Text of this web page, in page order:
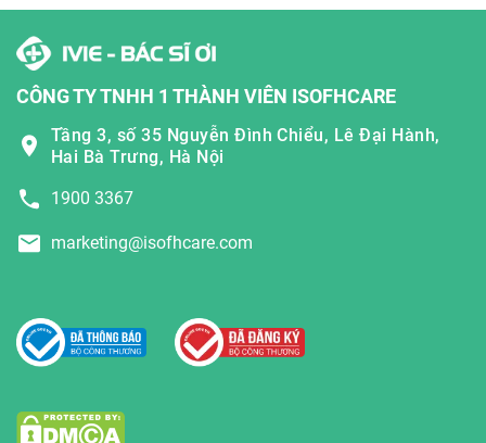
CÔNG TY TNHH 1 THÀNH VIÊN ISOFHCARE
Tầng 3, số 35 Nguyễn Đình Chiểu, Lê Đại Hành,
Hai Bà Trưng, Hà Nội
1900 3367
marketing@isofhcare.com